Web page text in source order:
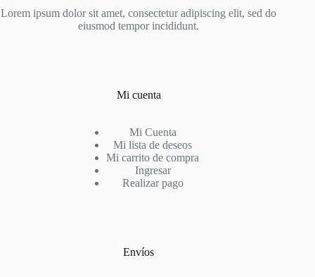
Lorem ipsum dolor sit amet, consectetur adipiscing elit, sed do
eiusmod tempor incididunt.
Mi cuenta
Mi Cuenta
Mi lista de deseos
Mi carrito de compra
Ingresar
Realizar pago
Envíos